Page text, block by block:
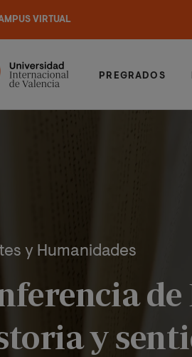
VIRTUAL
PREGRADOS
y Humanidades
de
y